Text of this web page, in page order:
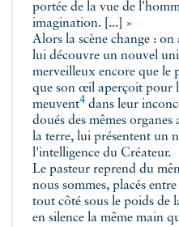
portée de la vue de
imagination. [...] »
Alors la scène change :
lui découvre un nouvel
merveilleux encore que le
que son œil aperçoit pour
meuvent4 dans leur
doués des mêmes
la terre, lui présentent un
l'intelligence du Créateur.
Le pasteur reprend du
nous sommes, placés
tout côté sous le poids de
en silence la même main